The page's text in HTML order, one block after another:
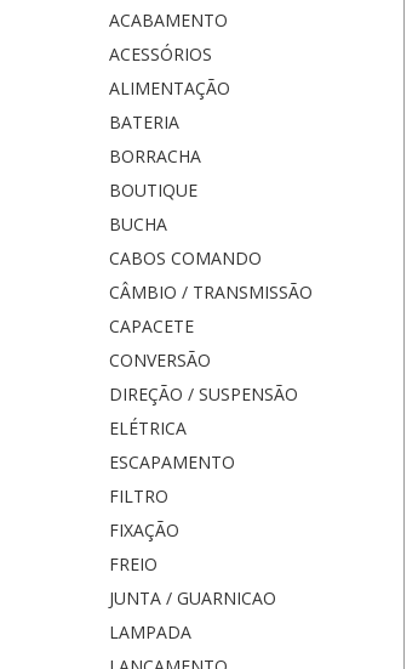
ACABAMENTO
ACESSÓRIOS
ALIMENTAÇÃO
BATERIA
BORRACHA
BOUTIQUE
BUCHA
CABOS COMANDO
CÂMBIO / TRANSMISSÃO
CAPACETE
CONVERSÃO
DIREÇÃO / SUSPENSÃO
ELÉTRICA
ESCAPAMENTO
FILTRO
FIXAÇÃO
FREIO
JUNTA / GUARNICAO
LAMPADA